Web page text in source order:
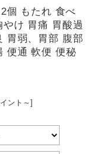
個 もたれ 食べ
け 胃痛 胃酸過
胃弱、胃部 腹部
便通 軟便 便秘
ント～]